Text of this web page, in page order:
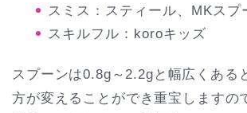
スミス：スティール、MKスプ
スキルフル：koroキッズ
スプーンは0.8g～2.2gと幅広くある
方が変えることができ重宝しますの